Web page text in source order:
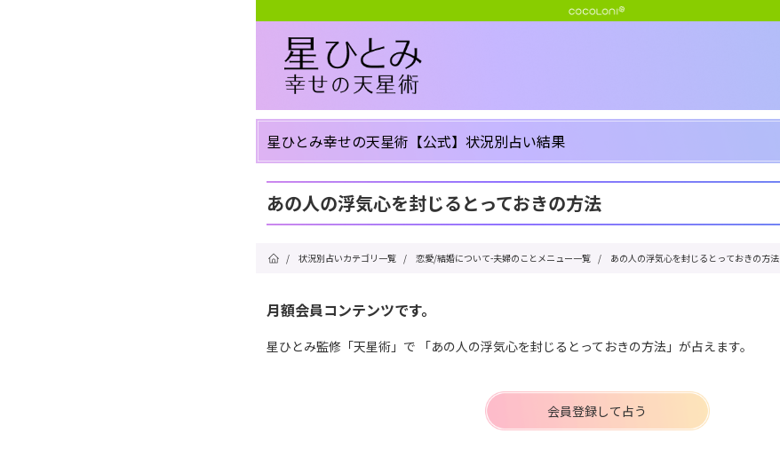
星ひとみ幸せの天星術【公式】状況別占い結果
あの人の浮気心を封じるとっておきの方法
/ 状況別占いカテゴリ一覧 / 恋愛/結婚について-夫婦のことメニュー一覧 / あの人の浮気心を封じるとっておきの方法
月額会員コンテンツです。
星ひとみ監修「天星術」で 「あの人の浮気心を封じるとっておきの方法」が占えます。
会員登録して占う